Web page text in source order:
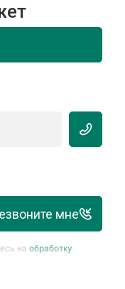
мне
наобработку